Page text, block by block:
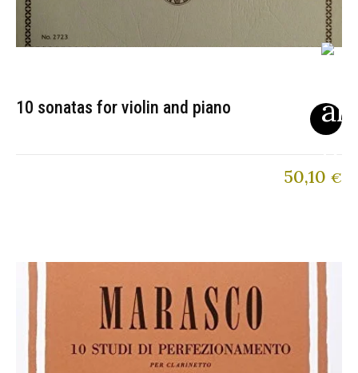
10 sonatas for violin and piano
50,10 €